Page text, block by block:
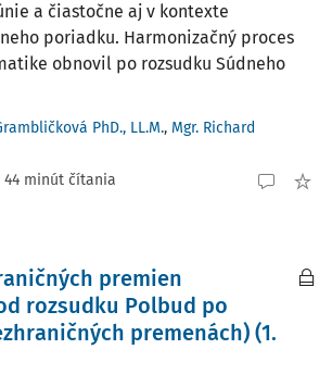
a čiastočne aj v kontexte
poriadku. Harmonizačný proces
obnovil po rozsudku Súdneho
PhD., LL.M., Mgr. Richard
44 minút čítania
premien
rozsudku Polbud po
premenách) (1.